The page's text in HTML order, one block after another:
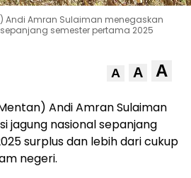
Andi Amran Sulaiman menegaskan
semester pertama 2025
A A A
Andi Amran Sulaiman
jagung nasional sepanjang
surplus dan lebih dari cukup
negeri.